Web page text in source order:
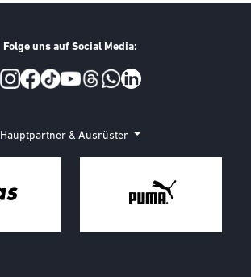
Folge uns auf Social Media:
Hauptpartner & Ausrüster